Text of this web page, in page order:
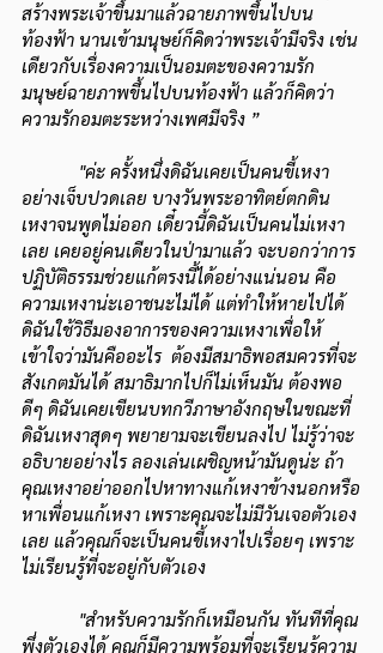
สร้างพระเจ้าขึ้นมาแล้วฉายภาพขึ้นไปบน
ท้องฟ้า นานเข้ามนุษย์ก็คิดว่าพระเจ้ามีจริง เช่น
เดียวกับเรื่องความเป็นอมตะของความรัก
มนุษย์ฉายภาพขึ้นไปบนท้องฟ้า แล้วก็คิดว่า
ความรักอมตะระหว่างเพศมีจริง ”
"ค่ะ ครั้งหนึ่งดิฉันเคยเป็นคนขี้เหงา
อย่างเจ็บปวดเลย บางวันพระอาทิตย์ตกดิน
เหงาจนพูดไม่ออก เดี๋ยวนี้ดิฉันเป็นคนไม่เหงา
เลย เคยอยู่คนเดียวในป่ามาแล้ว จะบอกว่าการ
ปฏิบัติธรรมช่วยแก้ตรงนี้ได้อย่างแน่นอน คือ
ความเหงาน่ะเอาชนะไม่ได้ แต่ทำให้หายไปได้
ดิฉันใช้วิธีมองอาการของความเหงาเพื่อให้
เข้าใจว่ามันคืออะไร  ต้องมีสมาธิพอสมควรที่จะ
สังเกตมันได้ สมาธิมากไปก็ไม่เห็นมัน ต้องพอ
ดีๆ ดิฉันเคยเขียนบทกวีภาษาอังกฤษในขณะที่
ดิฉันเหงาสุดๆ พยายามจะเขียนลงไป ไม่รู้ว่าจะ
อธิบายอย่างไร ลองเล่นเผชิญหน้ามันดูน่ะ ถ้า
คุณเหงาอย่าออกไปหาทางแก้เหงาข้างนอกหรือ
หาเพื่อนแก้เหงา เพราะคุณจะไม่มีวันเจอตัวเอง
เลย แล้วคุณก็จะเป็นคนขี้เหงาไปเรื่อยๆ เพราะ
ไม่เรียนรู้ที่จะอยู่กับตัวเอง
"สำหรับความรักก็เหมือนกัน ทันทีที่คุณ
พึ่งตัวเองได้ คุณก็มีความพร้อมที่จะเรียนรู้ความ